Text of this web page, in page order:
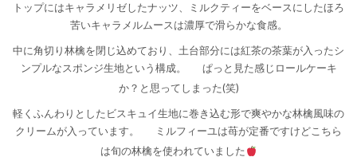
トップにはキャラメリゼしたナッツ、ミルクティーをベースにしたほろ
苦いキャラメルムースは濃厚で滑らかな食感。
中に角切り林檎を閉じ込めており、土台部分には紅茶の茶葉が入ったシ
ンプルなスポンジ生地という構成。
ぱっと見た感じロールケーキ
か？と思ってしまった(笑)
軽くふんわりとしたビスキュイ生地に巻き込む形で爽やかな林檎風味の
クリームが入っています。
ミルフィーユは苺が定番ですけどこちら
は旬の林檎を使われていました